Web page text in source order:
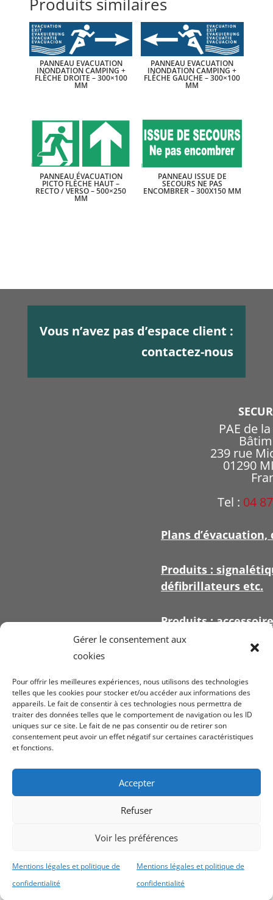
Gérer le consentement aux
cookies
Pour offrir les meilleures expériences, nous utilisons des technologies
telles que les cookies pour stocker et/ou accéder aux informations des
appareils. Le fait de consentir à ces technologies nous permettra de
traiter des données telles que le comportement de navigation ou les ID
uniques sur ce site. Le fait de ne pas consentir ou de retirer son
consentement peut avoir un effet négatif sur certaines caractéristiques
et fonctions.
Accepter
Refuser
Voir les préférences
Mentions légales et politique de
confidentialité
Mentions légales et politique de
confidentialité
PANNEAU EVACUATION
INONDATION CAMPING +
FLÈCHE DROITE – 300×100
MM
PANNEAU EVACUATION
INONDATION CAMPING +
FLÈCHE GAUCHE – 300×100
MM
PANNEAU ÉVACUATION
PICTO FLÈCHE HAUT –
RECTO / VERSO – 500×250
MM
PANNEAU ISSUE DE
SECOURS NE PAS
ENCOMBRER – 300X150 MM
Vous n’avez pas d’espace client :
contactez-nous
PAE de
239 rue
01290
Tel : 04
Plans
Produits :
défibrillateurs etc.
Produits :
signalétique
Voir nos
Mentions
internet :Archabe
, Design SAORI – Patricia
Foillard